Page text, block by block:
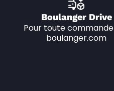
Boulanger Drive
Pour toute
boulanger.com